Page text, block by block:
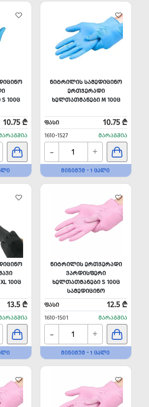
100Ც
10.75 ₾
ᲜᲘᲢᲠᲘᲚᲘᲡ ᲡᲐᲛᲔᲓᲘᲪᲘᲜᲝ
ᲔᲠᲗᲯᲔᲠᲐᲓᲘ
ᲮᲔᲚᲗᲐᲗᲛᲐᲜᲔᲑᲘ M 100Ც
ᲤᲐᲡᲘ 10.75 ₾
1610-1527 ᲛᲐᲠᲐᲒᲨᲘᲐ
- +
ᲛᲘᲜᲘᲛᲣᲛ - 1 ᲪᲐᲚᲘ
100Ც
13.5 ₾
ᲜᲘᲢᲠᲘᲚᲘᲡ ᲔᲠᲗᲯᲔᲠᲐᲓᲘ
ᲕᲐᲠᲓᲘᲡᲤᲔᲠᲘ
ᲮᲔᲚᲗᲐᲗᲛᲐᲜᲔᲑᲘ S 100Ც
ᲡᲐᲛᲔᲓᲘᲪᲘᲜᲝ
ᲤᲐᲡᲘ
12.5 ₾
1610-1501 ᲛᲐᲠᲐᲒᲨᲘᲐ
- +
ᲛᲘᲜᲘᲛᲣᲛ - 1 ᲪᲐᲚᲘ